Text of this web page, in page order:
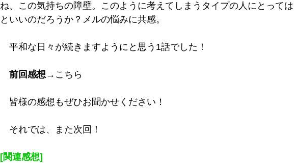
ね、この気持ちの障壁。このように考えてしまうタイプの人にとって
といいのだろうか？メルの悩みに共感。
平和な日々が続きますようにと思う1話でした！
前回感想→ こちら
皆様の感想もぜひお聞かせください！
それでは、また次回！
[関連感想]